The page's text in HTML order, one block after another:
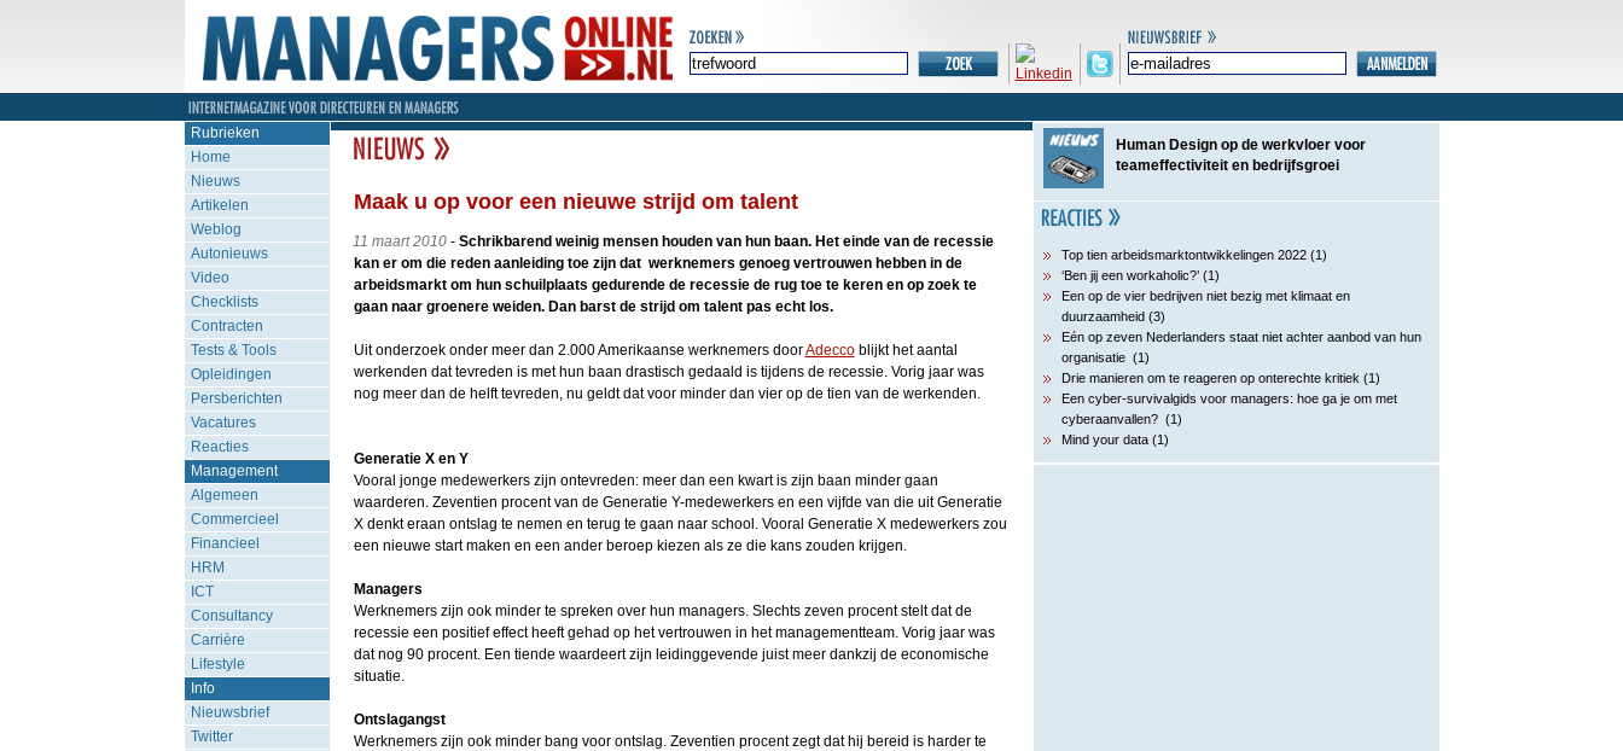
Rubrieken
Home
Nieuws
Artikelen
Weblog
Autonieuws
Video
Checklists
Contracten
Tests & Tools
Opleidingen
Persberichten
Vacatures
Reacties
Management
Algemeen
Commercieel
Financieel
HRM
ICT
Consultancy
Carrière
Lifestyle
Info
Nieuwsbrief
Twitter
Maak u op voor een nieuwe strijd om talent
11 maart 2010- Schrikbarend weinig mensen houden van hun baan. Het einde van de recessie
kan er om die reden aanleiding toe zijn dat werknemers genoeg vertrouwen hebben in de
arbeidsmarkt om hun schuilplaats gedurende de recessie de rug toe te keren en op zoek te
gaan naar groenere weiden. Dan barst de strijd om talent pas echt los.
Uit onderzoek onder meer dan 2.000 Amerikaanse werknemers doorAdeccoblijkt het aantal
werkenden dat tevreden is met hun baan drastisch gedaald is tijdens de recessie. Vorig jaar was
nog meer dan de helft tevreden, nu geldt dat voor minder dan vier op de tien van de werkenden.
Generatie X en Y
Vooral jonge medewerkers zijn ontevreden: meer dan een kwart is zijn baan minder gaan
waarderen. Zeventien procent van de Generatie Y-medewerkers en een vijfde van die uit Generatie
X denkt eraan ontslag te nemen en terug te gaan naar school. Vooral Generatie X medewerkers zou
een nieuwe start maken en een ander beroep kiezen als ze die kans zouden krijgen.
Managers
Werknemers zijn ook minder te spreken over hun managers. Slechts zeven procent stelt dat de
recessie een positief effect heeft gehad op het vertrouwen in het managementteam. Vorig jaar was
dat nog 90 procent. Een tiende waardeert zijn leidinggevende juist meer dankzij de economische
situatie.
Ontslagangst
Werknemers zijn ook minder bang voor ontslag. Zeventien procent zegt dat hij bereid is harder te
Human Design op de werkvloer voor
teameffectiviteit en bedrijfsgroei
Top tien arbeidsmarktontwikkelingen 2022 (1)
‘Ben jij een workaholic?’ (1)
Een op de vier bedrijven niet bezig met klimaat en
duurzaamheid (3)
Eén op zeven Nederlanders staat niet achter aanbod van hun
organisatie (1)
Drie manieren om te reageren op onterechte kritiek (1)
Een cyber-survivalgids voor managers: hoe ga je om met
cyberaanvallen? (1)
Mind your data (1)